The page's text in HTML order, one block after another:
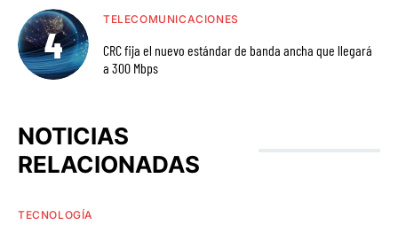
TELECOMUNICACIONES
CRC fija el nuevo estándar de banda ancha que llegará
a 300 Mbps
NOTICIAS
RELACIONADAS
TECNOLOGÍA